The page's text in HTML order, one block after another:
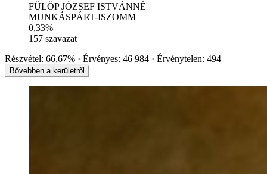
FÜLÖP JÓZSEF ISTVÁNNÉ
MUNKÁSPÁRT-ISZOMM
0,33%
157 szavazat
Részvétel: 66,67% Érvényes: 46 984 Érvénytelen: 494
Bővebben a kerületről